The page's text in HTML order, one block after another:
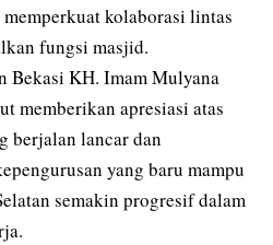
kolaborasi lintas
fungsi masjid.
Bekasi KH. Imam Mulyana
memberikan apresiasi atas
berjalan lancar dan
yang baru mampu
semakin progresif dalam